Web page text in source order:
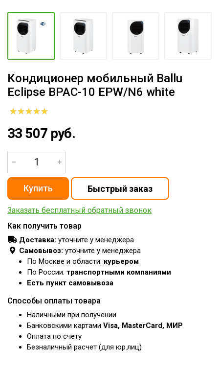
Кондиционер мобильный Ballu
Eclipse BPAC-10 EPW/N6 white
33 507 руб.
Заказать бесплатный обратный звонок
Как получить товар
Доставка: уточните у менеджера
Самовывоз: уточните у менеджера
По Москве и области: курьером
По России: транспортными компаниями
Есть пункт самовывоза
Способы оплаты товара
Наличными при получении
Банковскими картами Visa, MasterCard, МИР
Оплата по счету
Безналичный расчет (для юр.лиц)